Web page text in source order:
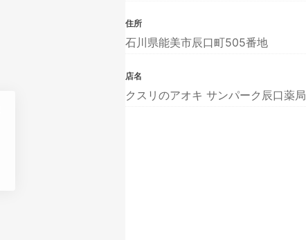
住所
石川県能美市辰口町505番地
店名
クスリのアオキ サンパーク辰口薬局